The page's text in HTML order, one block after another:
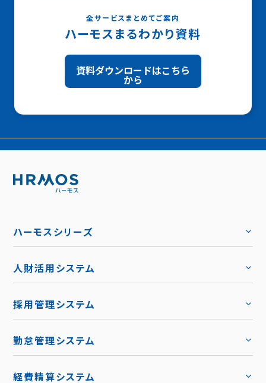
全サービスまとめてご案内
ハーモスまるわかり資料
資料ダウンロードはこちら
から
ハーモスシリーズ
人財活用システム
採用管理システム
勤怠管理システム
経費精算システム